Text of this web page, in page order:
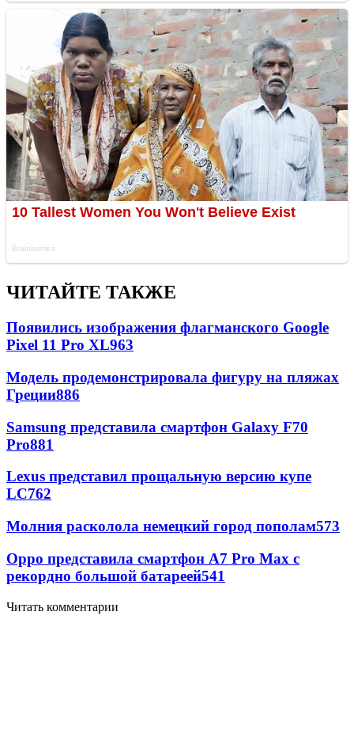
ЧИТАЙТЕ ТАКЖЕ
Появились изображения флагманского Google
Pixel 11 Pro XL963
Модель продемонстрировала фигуру на пляжах
Греции886
Samsung представила смартфон Galaxy F70
Pro881
Lexus представил прощальную версию купе
LC762
Молния расколола немецкий город пополам573
Oppo представила смартфон A7 Pro Max с
рекордно большой батареей541
Читать комментарии